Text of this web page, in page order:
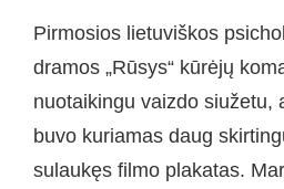
Pirmosios lietuviškos
dramos „Rūsys“ kūrėjų
nuotaikingu vaizdo siužetu,
buvo kuriamas daug
sulaukęs filmo plakatas.